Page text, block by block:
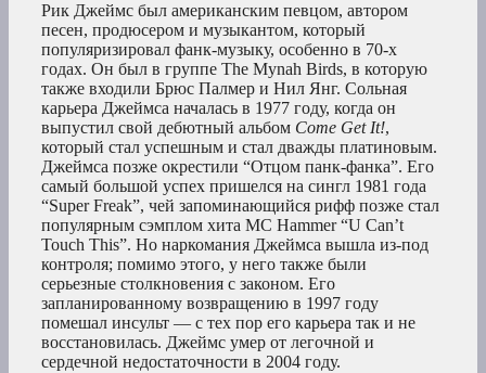
Рик Джеймс был американским певцом, автором
песен, продюсером и музыкантом, который
популяризировал фанк-музыку, особенно в 70-х
годах. Он был в группе The Mynah Birds, в которую
также входили Брюс Палмер и Нил Янг. Сольная
карьера Джеймса началась в 1977 году, когда он
выпустил свой дебютный альбом Come Get It!,
который стал успешным и стал дважды платиновым.
Джеймса позже окрестили “Отцом панк-фанка”. Его
самый большой успех пришелся на сингл 1981 года
“Super Freak”, чей запоминающийся рифф позже стал
популярным сэмплом хита MC Hammer “U Can’t
Touch This”. Но наркомания Джеймса вышла из-под
контроля; помимо этого, у него также были
серьезные столкновения с законом. Его
запланированному возвращению в 1997 году
помешал инсульт — с тех пор его карьера так и не
восстановилась. Джеймс умер от легочной и
сердечной недостаточности в 2004 году.